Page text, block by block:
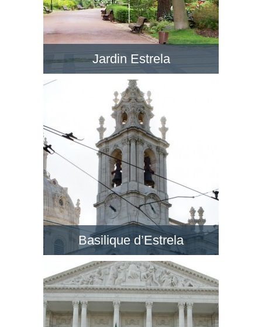
Jardin Estrela
Le Jardim da Estrela en face de la BasÃ­lica da
Estrela est un jardin romantique avec de petits
lacs, dans un style anglais. Visitez ce jardin !
Basilique d’Estrela
Au quartier de Lapa, la Basilique d’Estrela est
un des grands monuments à Lisbonne. Visitez-
la et découvrez le paysage dans son belvédère
!